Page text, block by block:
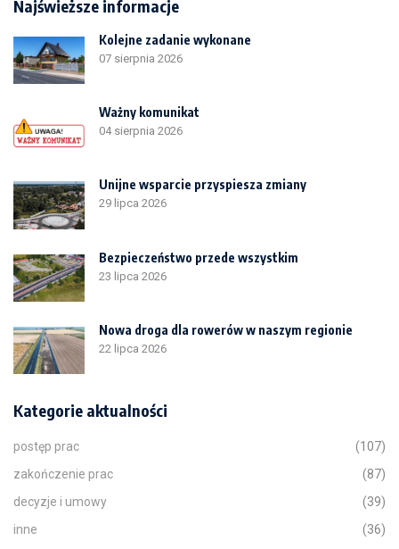
Najświeższe informacje
Kolejne zadanie wykonane
07 sierpnia 2026
Ważny komunikat
04 sierpnia 2026
Unijne wsparcie przyspiesza zmiany
29 lipca 2026
Bezpieczeństwo przede wszystkim
23 lipca 2026
Nowa droga dla rowerów w naszym regionie
22 lipca 2026
Kategorie aktualności
postęp prac
(107)
zakończenie prac
(87)
decyzje i umowy
(39)
inne
(36)